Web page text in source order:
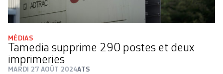
MÉDIAS
Tamedia supprime 290 postes et deux
imprimeries
MARDI 27 AOÛT 2024ATS